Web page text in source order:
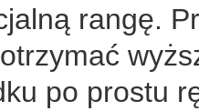
rangę.
po prostu